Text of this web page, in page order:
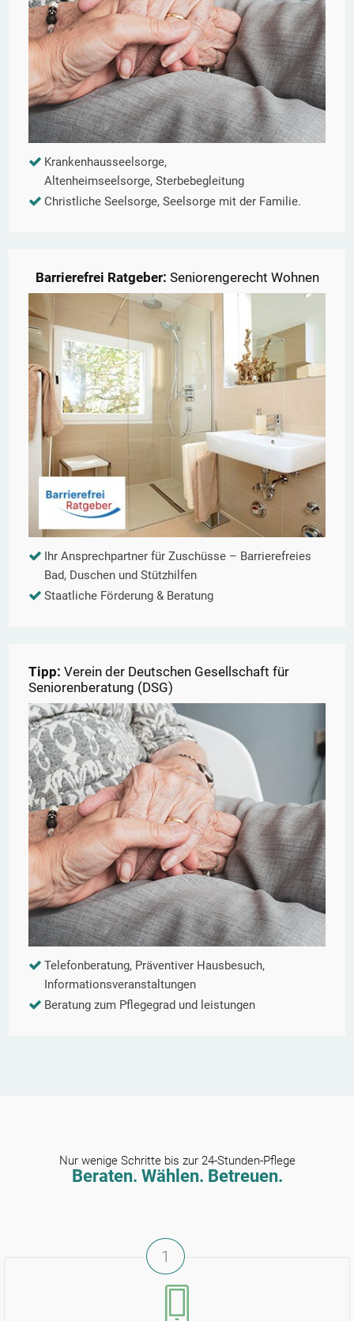
Krankenhausseelsorge,
Altenheimseelsorge, Sterbebegleitung
Christliche Seelsorge, Seelsorge mit der Familie.
Barrierefrei Ratgeber: Seniorengerecht Wohnen
Ihr Ansprechpartner für Zuschüsse – Barrierefreies
Bad, Duschen und Stützhilfen
Staatliche Förderung & Beratung
Tipp: Verein der Deutschen Gesellschaft für
Seniorenberatung (DSG)
Telefonberatung, Präventiver Hausbesuch,
Informationsveranstaltungen
Beratung zum Pflegegrad und leistungen
Nur wenige Schritte bis zur 24-Stunden-Pflege
Beraten. Wählen. Betreuen.
1